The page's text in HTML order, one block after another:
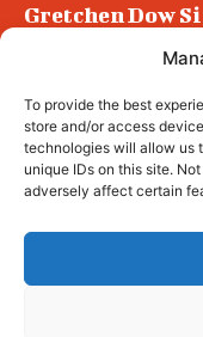
To provide the best
store and/or access
technologies will allow us
unique IDs on this site.
adversely affect certain
Gretchen Dow
Podlech, il Cile
all’ergastolo
Era ubriaca…
© tagDiv